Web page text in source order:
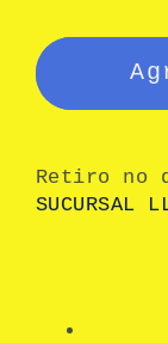
de
6m
Retiro no
SUCURSAL